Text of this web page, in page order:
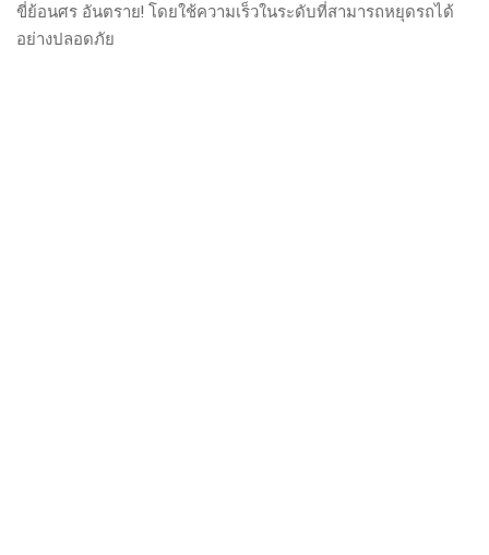
ขี่ย้อนศร อันตราย! โดยใช้ความเร็วในระดับที่สามารถหยุดรถได้
อย่างปลอดภัย